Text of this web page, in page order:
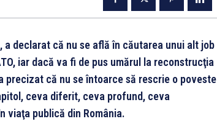
a declarat că nu se află în căutarea unui alt job
iar dacă va fi de pus umărul la reconstrucţia
că nu se întoarce să rescrie o poveste
ceva diferit, ceva profund, ceva
publică din România.